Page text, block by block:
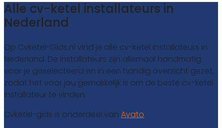
Alle cv-ketel installateurs in
Nederland
Op Cvketel-Gids.nl vind je alle cv-ketel installateurs in
Nederland. De installateurs zijn allemaal handmatig
voor je geselecteerd en in een handig overzicht gezet,
zodat het voor jou gemakkelijk is om de beste cv-ketel
installateur te vinden.
Cvketel-gids is onderdeel van Avato